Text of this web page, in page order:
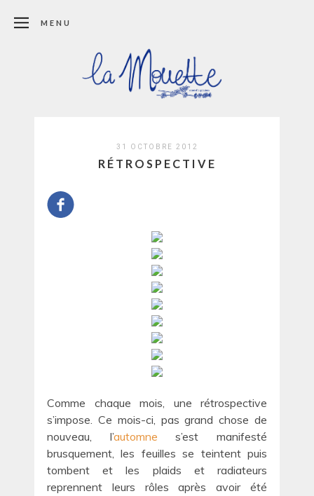
MENU
31 OCTOBRE 2012
RÉTROSPECTIVE
Comme chaque mois, une rétrospective
s’impose. Ce mois-ci, pas grand chose de
nouveau, l’automne s’est manifesté
brusquement, les feuilles se teintent puis
tombent et les plaids et radiateurs
reprennent leurs rôles après avoir été